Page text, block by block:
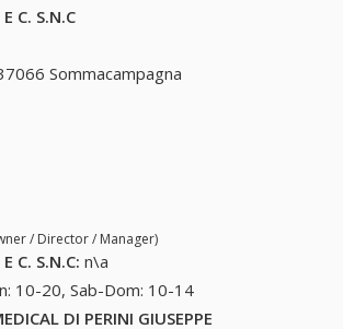
C. S.N.C
Sommacampagna
/ Director / Manager)
C. S.N.C: n\a
10-20, Sab-Dom: 10-14
DI PERINI GIUSEPPE